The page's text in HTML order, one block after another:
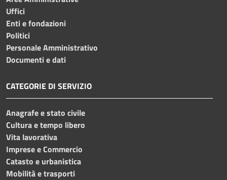
Uffici
Enti e fondazioni
Politici
Personale Amministrativo
Documenti e dati
CATEGORIE DI SERVIZIO
Anagrafe e stato civile
Cultura e tempo libero
Vita lavorativa
Imprese e Commercio
Catasto e urbanistica
Mobilità e trasporti